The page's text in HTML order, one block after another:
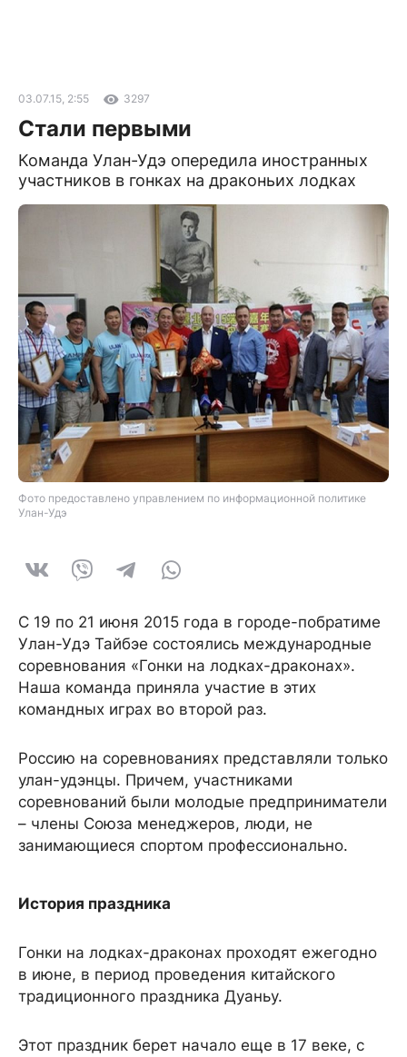
03.07.15, 2:55 3297
Стали первыми
Команда Улан-Удэ опередила иностранных
участников в гонках на драконьих лодках
Фото предоставлено управлением по информационной политике
Улан-Удэ
С 19 по 21 июня 2015 года в городе-побратиме
Улан-Удэ Тайбэе состоялись международные
соревнования «Гонки на лодках-драконах».
Наша команда приняла участие в этих
командных играх во второй раз.
Россию на соревнованиях представляли только
улан-удэнцы. Причем, участниками
соревнований были молодые предприниматели
– члены Союза менеджеров, люди, не
занимающиеся спортом профессионально.
История праздника
Гонки на лодках-драконах проходят ежегодно
в июне, в период проведения китайского
традиционного праздника Дуаньу.
Этот праздник берет начало еще в 17 веке, с